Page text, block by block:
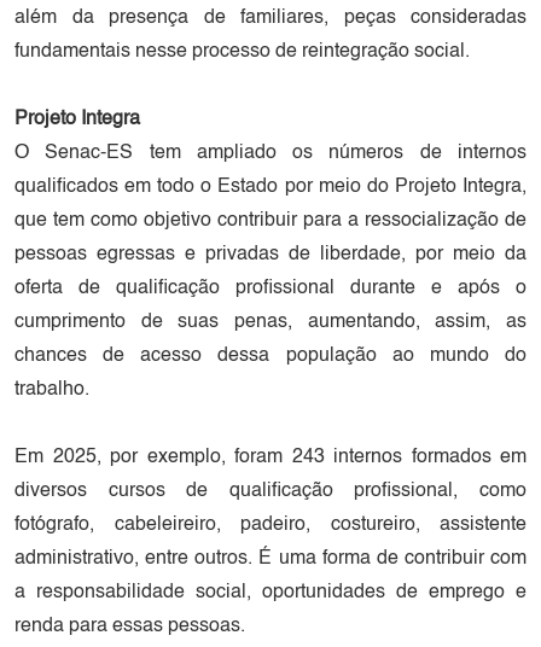
além da presença de familiares, peças consideradas
fundamentais nesse processo de reintegração social.
Projeto Integra
O Senac-ES tem ampliado os números de internos
qualificados em todo o Estado por meio do Projeto Integra,
que tem como objetivo contribuir para a ressocialização de
pessoas egressas e privadas de liberdade, por meio da
oferta de qualificação profissional durante e após o
cumprimento de suas penas, aumentando, assim, as
chances de acesso dessa população ao mundo do
trabalho.
Em 2025, por exemplo, foram 243 internos formados em
diversos cursos de qualificação profissional, como
fotógrafo, cabeleireiro, padeiro, costureiro, assistente
administrativo, entre outros. É uma forma de contribuir com
a responsabilidade social, oportunidades de emprego e
renda para essas pessoas.